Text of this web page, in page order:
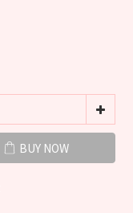
BUY NOW